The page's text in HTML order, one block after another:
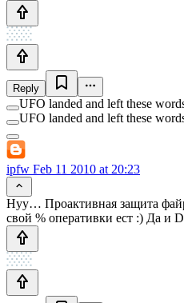
Reply
UFO landed and left these
UFO landed and left these
ipfw Feb 11 2010 at 20:23
Нуу… Проактивная защита
свой % оперативки ест :) Да и